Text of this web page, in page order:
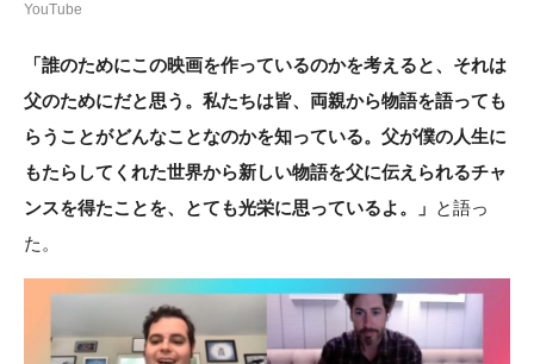
YouTube
「誰のためにこの映画を作っているのかを考えると、それは
父のためにだと思う。私たちは皆、両親から物語を語っても
らうことがどんなことなのかを知っている。父が僕の人生に
もたらしてくれた世界から新しい物語を父に伝えられるチャ
ンスを得たことを、
とても光栄に思っているよ。」 と語っ
た。